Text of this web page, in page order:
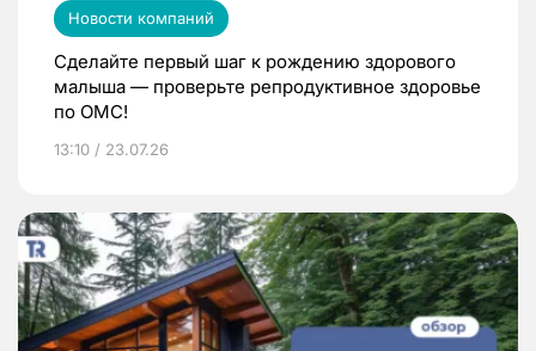
Новости компаний
Сделайте первый шаг к рождению здорового
малыша — проверьте репродуктивное здоровье
по ОМС!
13:10 / 23.07.26